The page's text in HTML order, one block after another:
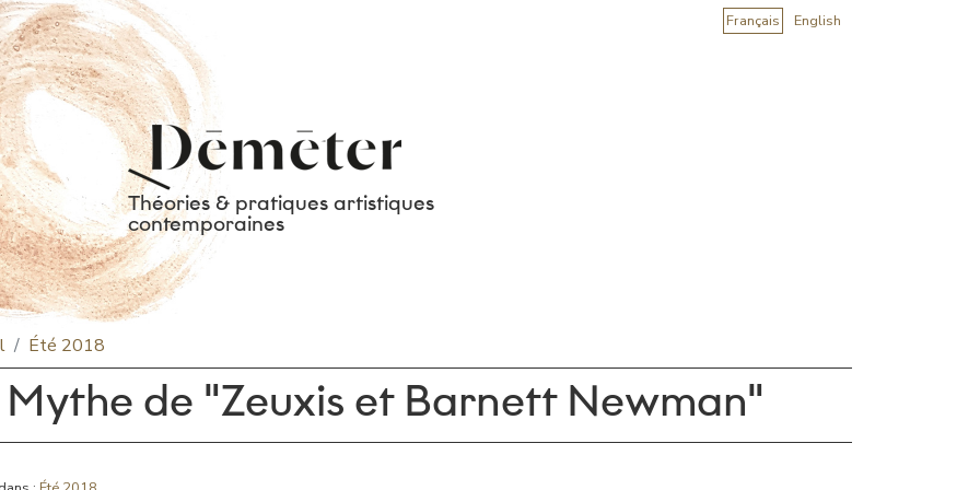
Français English
Théories & pratiques artistiques
contemporaines
Été 2018
Mythe de "Zeuxis et Barnett Newman"